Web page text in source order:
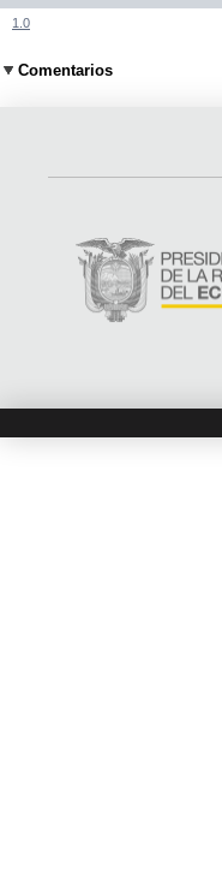
1.0
Comentarios